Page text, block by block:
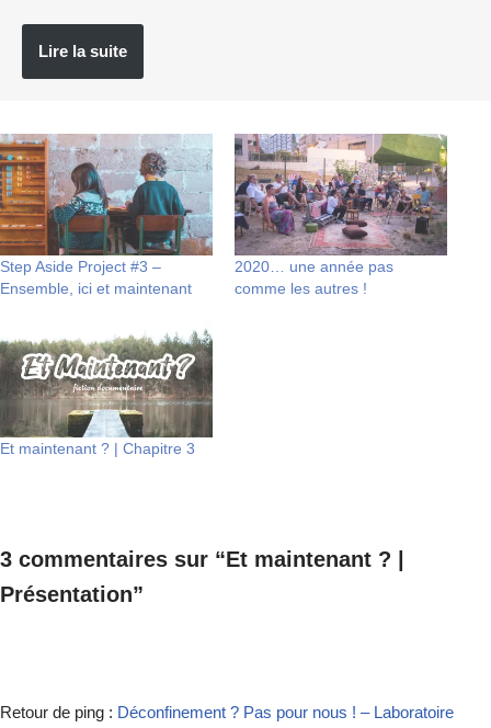
Lire la suite
Step Aside Project #3 –
Ensemble, ici et maintenant
2020… une année pas
comme les autres !
Et maintenant ? | Chapitre 3
3 commentaires sur “Et maintenant ? |
Présentation”
Retour de ping : Déconfinement ? Pas pour nous ! – Laboratoire